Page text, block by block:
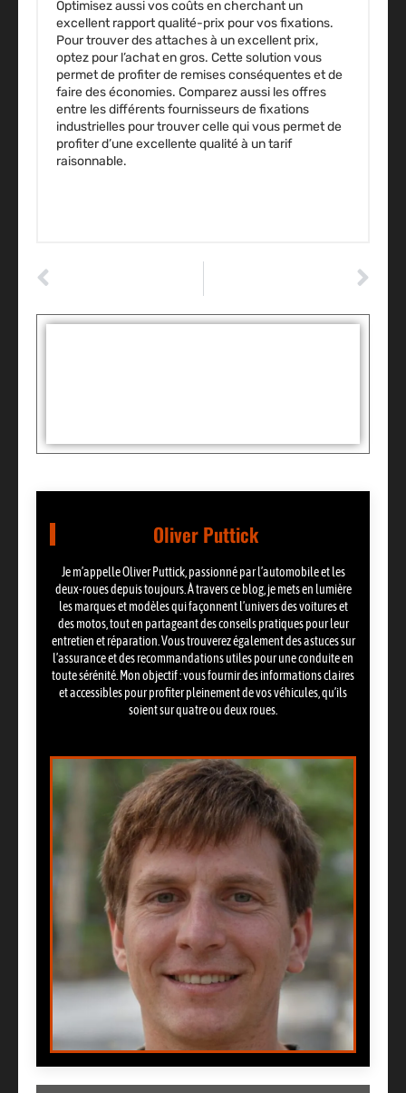
Optimisez aussi vos coûts en cherchant un
excellent rapport qualité-prix pour vos fixations.
Pour trouver des attaches à un excellent prix,
optez pour l’achat en gros. Cette solution vous
permet de profiter de remises conséquentes et de
faire des économies. Comparez aussi les offres
entre les différentsfournisseurs de fixations
industrielles pour trouver celle qui vous permet de
profiter d’une excellente qualité à un tarif
raisonnable.
Oliver Puttick
Je m’appelle Oliver Puttick, passionné par l’automobile et les
deux-roues depuis toujours. À travers ce blog, je mets en lumière
les marques et modèles qui façonnent l’univers des voitures et
des motos, tout en partageant des conseils pratiques pour leur
entretien et réparation. Vous trouverez également des astuces sur
l’assurance et des recommandations utiles pour une conduite en
toute sérénité. Mon objectif : vous fournir des informations claires
et accessibles pour profiter pleinement de vos véhicules, qu’ils
soient sur quatre ou deux roues.